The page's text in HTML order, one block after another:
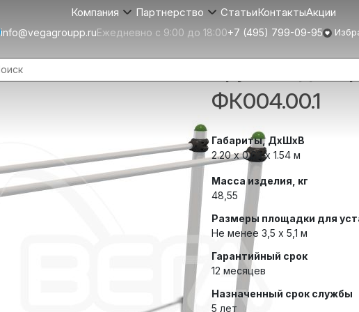
Компания Партнерство СтатьиКонтактыАкции
info@vegagroupp.ruЕжедневно с 9:00 до 18:00+7 (495) 799-09-95
Брусья
ФК004.00.1
Габариты, ДхШхВ
2.20 х 0.63 x 1.54 м
Масса изделия, кг
48,55
Размеры площадки для
Не менее 3,5 х 5,1 м
Гарантийный срок
12 месяцев
Назначенный срок службы
5 лет